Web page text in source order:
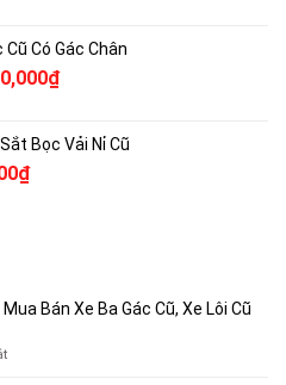
là:
100,000₫.
Có Gác Chân
₫Giá
là:
Bọc Vải Nỉ Cũ
₫Giá
Bán Xe Ba Gác Cũ, Xe Lôi Cũ
ở